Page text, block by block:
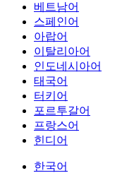
베트남어
스페인어
아랍어
이탈리아어
인도네시아어
태국어
터키어
포르투갈어
프랑스어
힌디어
한국어